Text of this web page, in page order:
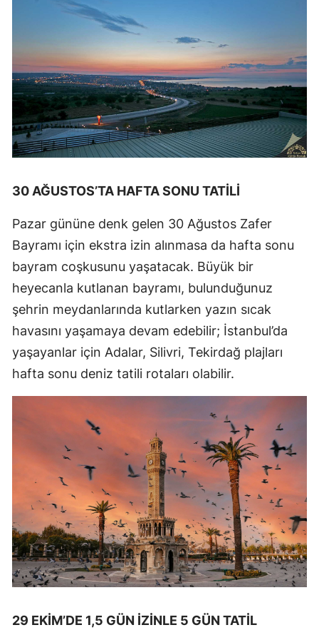
30 AĞUSTOS’TA HAFTA SONU TATİLİ
Pazar gününe denk gelen 30 Ağustos Zafer
Bayramı için ekstra izin alınmasa da hafta sonu
bayram coşkusunu yaşatacak. Büyük bir
heyecanla kutlanan bayramı, bulunduğunuz
şehrin meydanlarında kutlarken yazın sıcak
havasını yaşamaya devam edebilir; İstanbul’da
yaşayanlar için Adalar, Silivri, Tekirdağ plajları
hafta sonu deniz tatili rotaları olabilir.
29 EKİM’DE 1,5 GÜN İZİNLE 5 GÜN TATİL